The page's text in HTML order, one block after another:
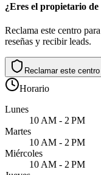
¿Eres el propietario de
Reclama este centro
reseñas y recibir leads.
Reclamar este centro
Horario
Lunes
10 AM - 2 PM
Martes
10 AM - 2 PM
Miércoles
10 AM - 2 PM